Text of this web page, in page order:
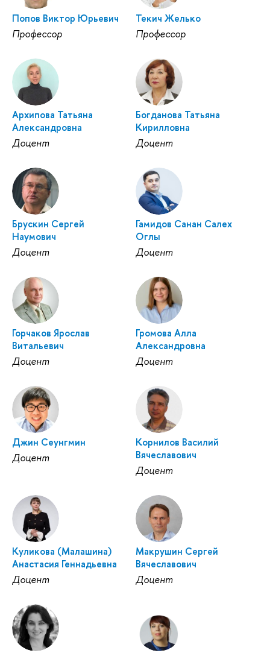
Попов Виктор Юрьевич
Профессор
Текич Желько
Профессор
Архипова Татьяна
Александровна
Доцент
Богданова Татьяна
Кирилловна
Доцент
Брускин Сергей
Наумович
Доцент
Гамидов Санан Салех
Оглы
Доцент
Горчаков Ярослав
Витальевич
Доцент
Громова Алла
Александровна
Доцент
Джин Сеунгмин
Доцент
Корнилов Василий
Вячеславович
Доцент
Куликова (Малашина)
Анастасия Геннадьевна
Доцент
Макрушин Сергей
Вячеславович
Доцент